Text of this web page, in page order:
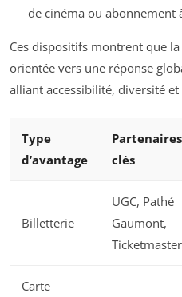
de cinéma ou abonnement
Ces dispositifs montrent que
orientée vers une réponse
alliant accessibilité, diversité
Type
d’avantage
Partenaires
clés
Billetterie
UGC, Pathé
Gaumont,
Ticketmaster
Carte